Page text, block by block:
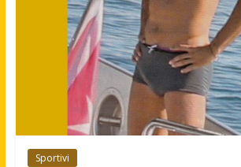
Sportivi